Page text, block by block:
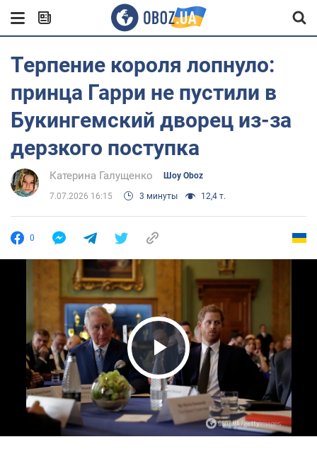
Терпение короля лопнуло:
принца Гарри не пустили в
Букингемский дворец из-за
дерзкого поступка
Катерина Галущенко Шоу Oboz
7.07.2026 16:15 3 минуты 12,4 т.
0
Play Video